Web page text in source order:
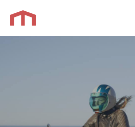
contenu